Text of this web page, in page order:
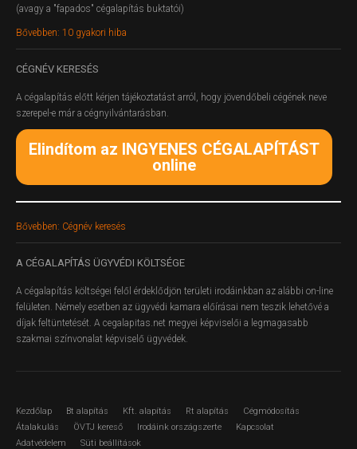
(avagy a "fapados" cégalapítás buktatói)
Bővebben: 10 gyakori hiba
CÉGNÉV KERESÉS
A cégalapítás előtt kérjen tájékoztatást arról, hogy jövendőbeli cégének neve
szerepel-e már a cégnyilvántarásban.
Elindítom az INGYENES CÉGALAPÍTÁST
online
Bővebben: Cégnév keresés
A CÉGALAPÍTÁS ÜGYVÉDI KÖLTSÉGE
A cégalapítás költségei felől érdeklődjön területi irodáinkban az alábbi on-line
felületen. Némely esetben az ügyvédi kamara előírásai nem teszik lehetővé a
díjak feltüntetését. A cegalapitas.net megyei képviselői a legmagasabb
szakmai színvonalat képviselő ügyvédek.
Kezdőlap Bt alapítás Kft. alapítás Rt alapítás
Cégmódosítás
Átalakulás
ÖVTJ kereső Irodáink országszerte
Kapcsolat
Adatvédelem
Süti beállítások